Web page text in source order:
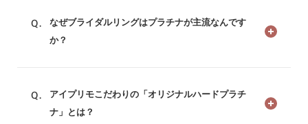
なぜブライダルリングはプラチナが主流なんです
か？
アイプリモこだわりの「オリジナルハードプラチ
ナ」とは？